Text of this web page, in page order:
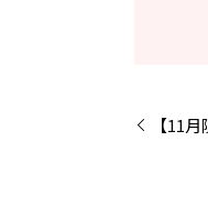
【11